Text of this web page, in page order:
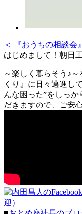
＜ 『おうちの相談会
はじめまして！朝日
～楽しく暮らそう♪
くり』に日々邁進し
んな困った”をしっ
だきますので、ご安
迎）